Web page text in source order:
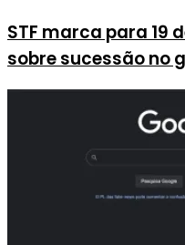
STF marca para 19
sobre sucessão no